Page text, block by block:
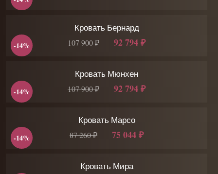
Кровать Бернард
107 900 ₽ 92 794 ₽
-14%
Кровать Мюнхен
107 900 ₽ 92 794 ₽
-14%
Кровать Марсо
87 260 ₽ 75 044 ₽
-14%
Кровать Мира